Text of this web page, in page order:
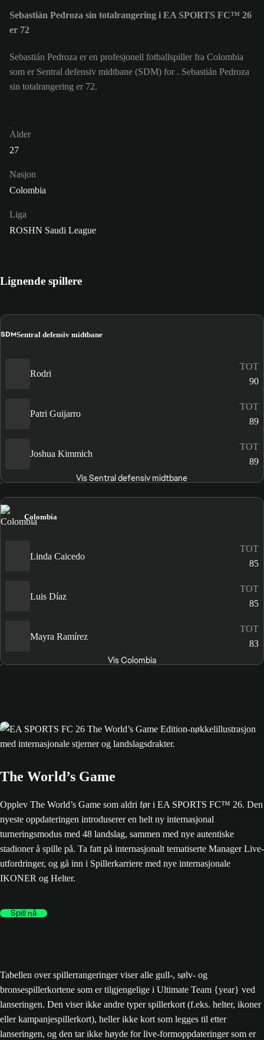
Sebastián Pedroza sin totalrangering i EA SPORTS FC™ 26
er 72
Sebastián Pedroza er en profesjonell fotballspiller fra Colombia
som er Sentral defensiv midtbane (SDM) for . Sebastián Pedroza
sin totalrangering er 72.
Alder
27
Nasjon
Colombia
Liga
ROSHN Saudi League
Lignende spillere
SDMSentral defensiv midtbane
Rodri
TOT
90
Patri Guijarro
TOT
89
Joshua Kimmich
TOT
89
Vis Sentral defensiv midtbane
Colombia
Linda Caicedo
TOT
85
Luis Díaz
TOT
85
Mayra Ramírez
TOT
83
Vis Colombia
The World’s Game
Opplev The World’s Game som aldri før i EA SPORTS FC™ 26. Den
nyeste oppdateringen introduserer en helt ny internasjonal
turneringsmodus med 48 landslag, sammen med nye autentiske
stadioner å spille på. Ta fatt på internasjonalt tematiserte Manager Live-
utfordringer, og gå inn i Spillerkarriere med nye internasjonale
IKONER og Helter.
Spill nå
Tabellen over spillerrangeringer viser alle gull-, sølv- og
bronsespillerkortene som er tilgjengelige i Ultimate Team {year} ved
lanseringen. Den viser ikke andre typer spillerkort (f.eks. helter, ikoner
eller kampanjespillerkort), heller ikke kort som legges til etter
lanseringen, og den tar ikke høyde for live-formoppdateringer som er